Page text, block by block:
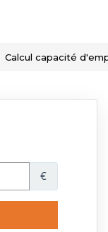
Calcul capacité